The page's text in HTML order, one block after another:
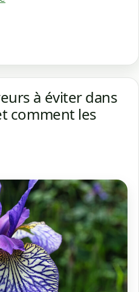
à éviter dans
comment les